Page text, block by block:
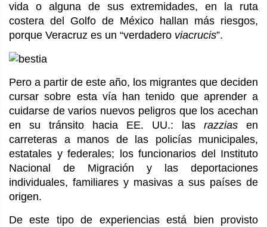
vida o alguna de sus extremidades, en la ruta
costera del Golfo de México hallan más riesgos,
porque Veracruz es un “verdadero viacrucis”.
Pero a partir de este año, los migrantes que deciden
cursar sobre esta vía han tenido que aprender a
cuidarse de varios nuevos peligros que los acechan
en su tránsito hacia EE. UU.: las razzias en
carreteras a manos de las policías municipales,
estatales y federales; los funcionarios del Instituto
Nacional de Migración y las deportaciones
individuales, familiares y masivas a sus países de
origen.
De este tipo de experiencias está bien provisto